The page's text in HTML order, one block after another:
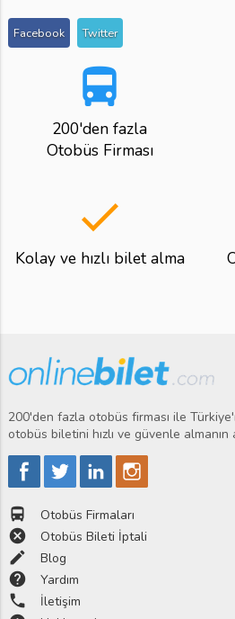
Facebook Twitter
directions_bus
200'den fazla
Otobüs Firması
done
Kolay ve hızlı bilet alma
200'den fazla otobüs firması ile
otobüs biletini hızlı ve güvenle almanın
directions_bus Otobüs Firmaları
cancel Otobüs Bileti İptali
edit Blog
help Yardım
phone İletişim